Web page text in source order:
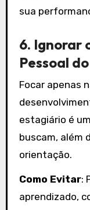
sua
6. Ignorar
Pessoal
Focar apenas
estagiário é
buscam, além
orientação.
Como Evitar:
aprendizado,